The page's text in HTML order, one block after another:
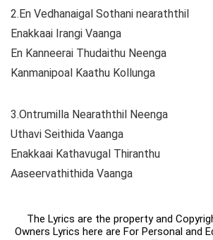
2.En Vedhanaigal Sothani nearaththil
Enakkaai Irangi Vaanga
En Kanneerai Thudaithu Neenga
Kanmanipoal Kaathu Kollunga
3.Ontrumilla Nearaththil Neenga
Uthavi Seithida Vaanga
Enakkaai Kathavugal Thiranthu
Aaseervathithida Vaanga
The Lyrics are the property and
Owners Lyrics here are For Personal and